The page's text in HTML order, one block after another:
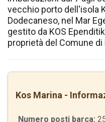
vecchio porto dell'isola
Dodecaneso, nel Mar
gestito da KOS
proprietà del Comune di
Kos Marina -
Numero posti barca: